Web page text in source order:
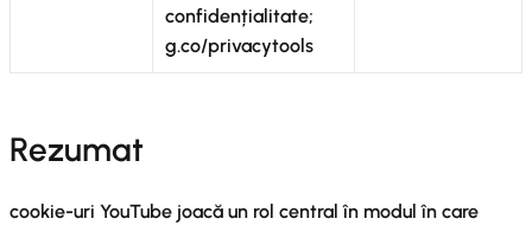
confidențialitate;
g.co/privacytools
Rezumat
cookie-uri YouTube joacă un rol central în modul în care